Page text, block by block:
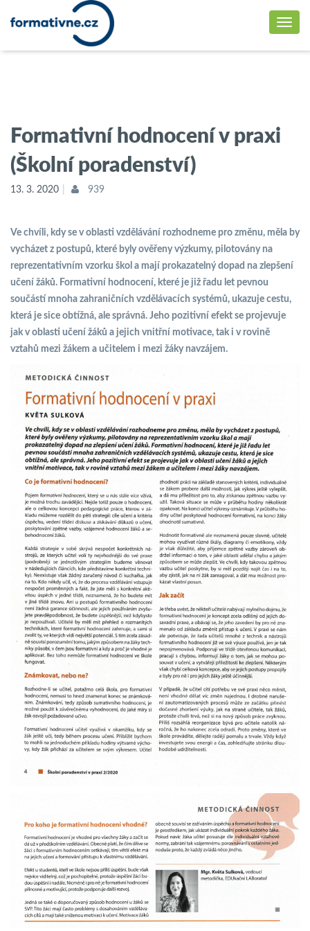
Formativní hodnocení v praxi
(Školní poradenství)
13. 3. 2020 939
Ve chvíli, kdy se v oblasti vzdělávání rozhodneme pro změnu, měla by
vycházet z postupů, které byly ověřeny výzkumy, pilotovány na
reprezentativním vzorku škol a mají prokazatelný dopad na zlepšení
učení žáků. Formativní hodnocení, které je již řadu let pevnou
součástí mnoha zahraničních vzdělávacích systémů, ukazuje cestu,
která je sice obtížná, ale správná. Jeho pozitivní efekt se projevuje
jak v oblasti učení žáků a jejich vnitřní motivace, tak i v rovině
vztahů mezi žákem a učitelem i mezi žáky navzájem.